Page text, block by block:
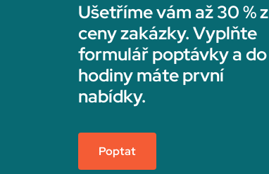
Ušetříme vám až 30 % z
ceny zakázky. Vyplňte
formulář poptávky a do
hodiny máte první
nabídky.
Poptat